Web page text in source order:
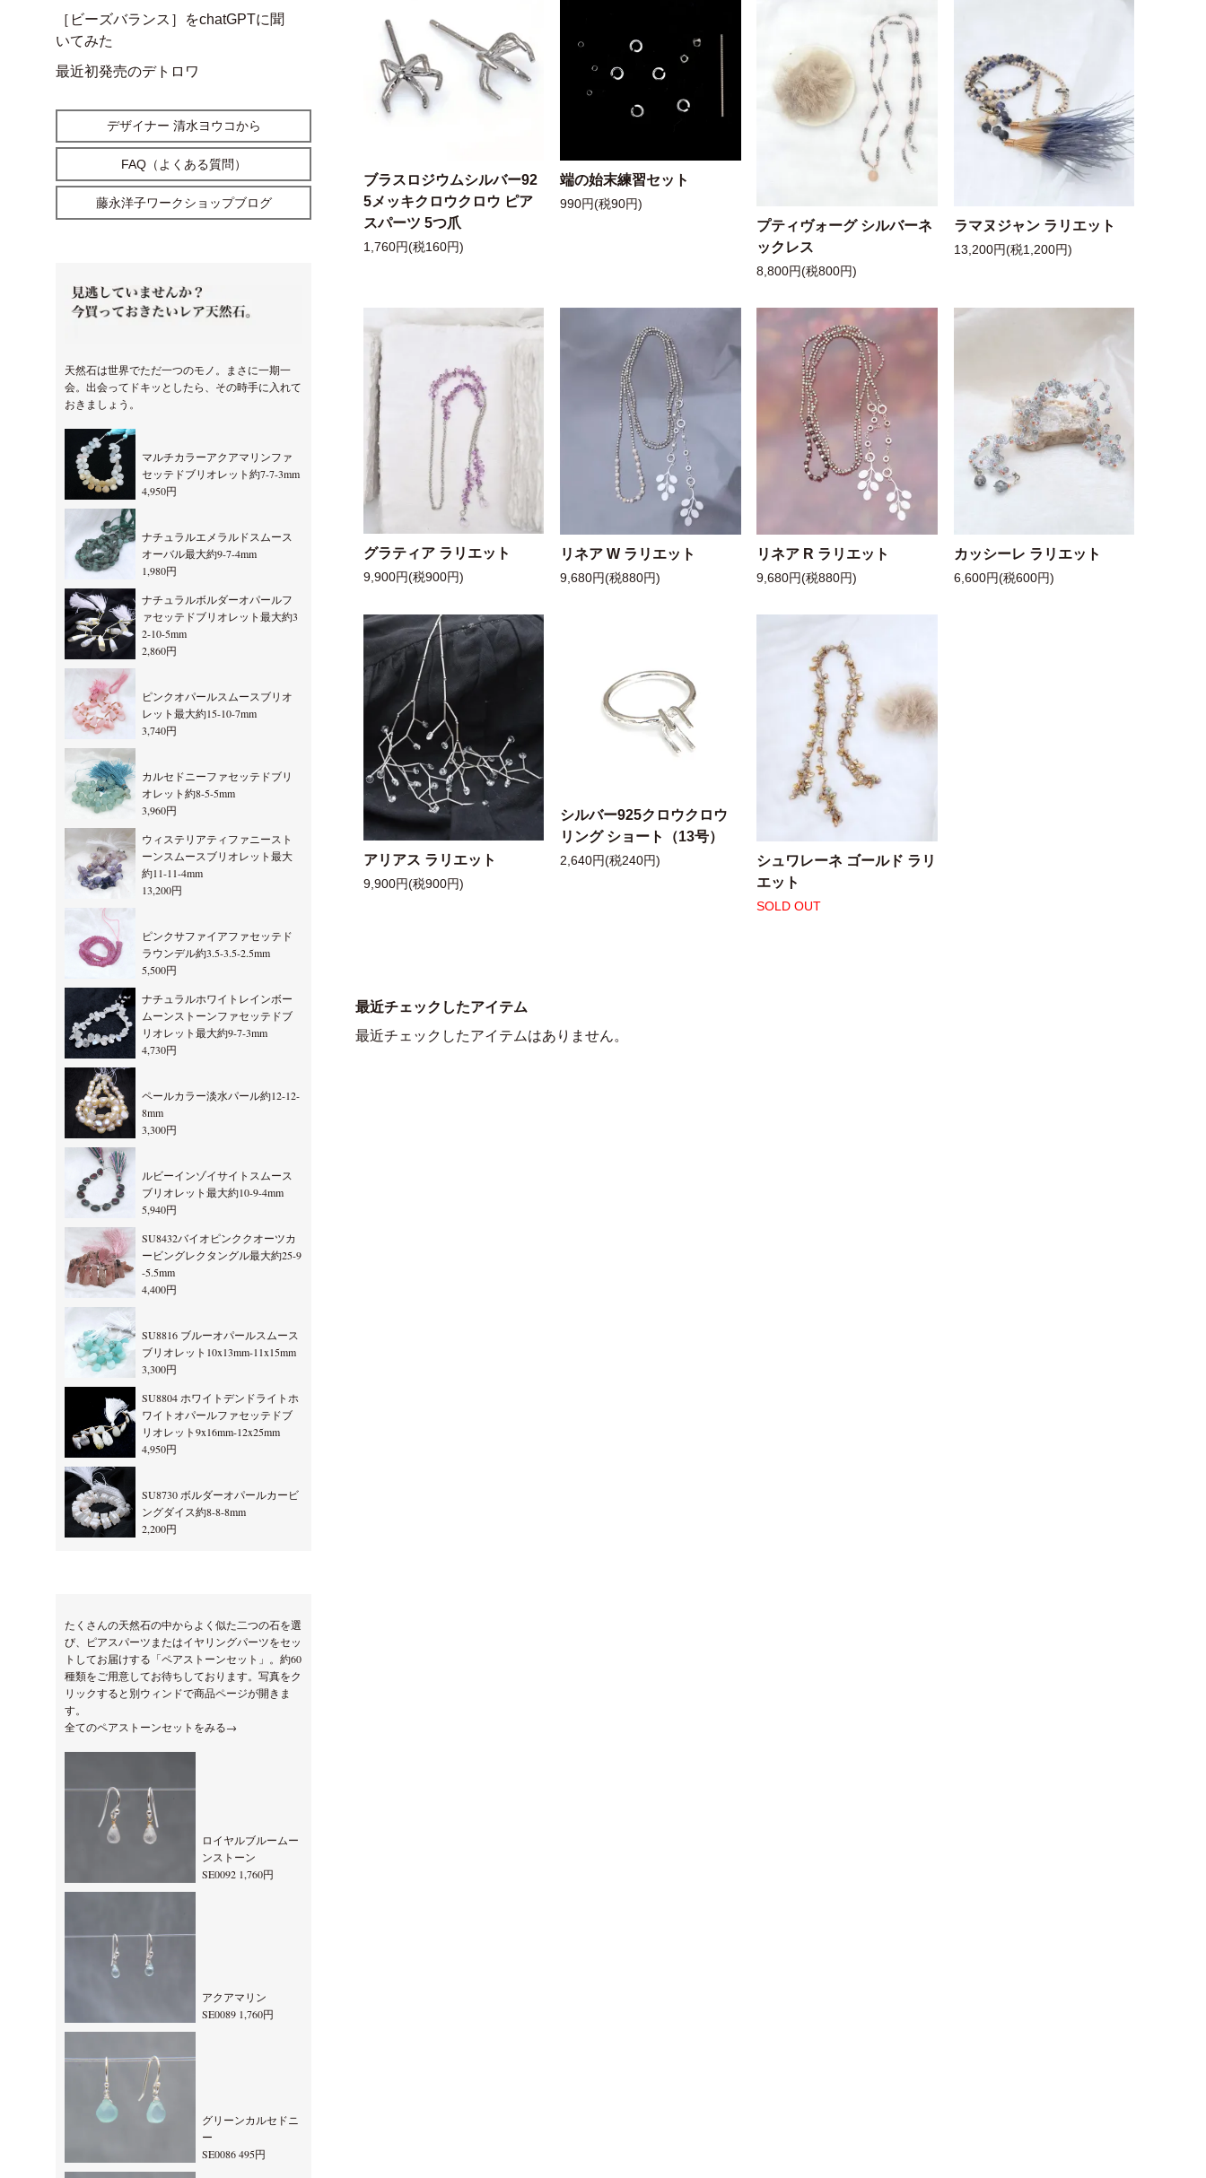
ブラスロジウムシルバー92
5メッキクロウクロウ ピア
スパーツ 5つ爪
1,760円(税160円)
端の始末練習セット
990円(税90円)
プティヴォーグ シルバーネ
ックレス
8,800円(税800円)
ラマヌジャン ラリエット
13,200円(税1,200円)
グラティア ラリエット
9,900円(税900円)
リネア W ラリエット
9,680円(税880円)
リネア R ラリエット
9,680円(税880円)
カッシーレ ラリエット
6,600円(税600円)
アリアス ラリエット
9,900円(税900円)
シルバー925クロウクロウ
リング ショート（13号）
2,640円(税240円)
シュワレーネ ゴールド ラリ
エット
SOLD OUT
最近チェックしたアイテム
最近チェックしたアイテムはありません。
［ビーズバランス］をchatGPTに聞
いてみた
最近初発売のデトロワ
デザイナー 清水ヨウコから
FAQ（よくある質問）
藤永洋子ワークショップブログ
天然石は世界でただ一つのモノ。まさに一期一
会。出会ってドキッとしたら、その時手に入れて
おきましょう。
マルチカラーアクアマリンファ
セッテドブリオレット約7-7-3mm
4,950円
ナチュラルエメラルドスムース
オーバル最大約9-7-4mm
1,980円
ナチュラルボルダーオパールフ
ァセッテドブリオレット最大約3
2-10-5mm
2,860円
ピンクオパールスムースブリオ
レット最大約15-10-7mm
3,740円
カルセドニーファセッテドブリ
オレット約8-5-5mm
3,960円
ウィステリアティファニースト
ーンスムースブリオレット最大
約11-11-4mm
13,200円
ピンクサファイアファセッテド
ラウンデル約3.5-3.5-2.5mm
5,500円
ナチュラルホワイトレインボー
ムーンストーンファセッテドブ
リオレット最大約9-7-3mm
4,730円
ペールカラー淡水パール約12-12-
8mm
3,300円
ルビーインゾイサイトスムース
ブリオレット最大約10-9-4mm
5,940円
SU8432バイオピンククオーツカ
ービングレクタングル最大約25-9
-5.5mm
4,400円
SU8816 ブルーオパールスムース
ブリオレット10x13mm-11x15mm
3,300円
SU8804 ホワイトデンドライトホ
ワイトオパールファセッテドブ
リオレット9x16mm-12x25mm
4,950円
SU8730 ボルダーオパールカービ
ングダイス約8-8-8mm
2,200円
たくさんの天然石の中からよく似た二つの石を選
び、ピアスパーツまたはイヤリングパーツをセッ
トしてお届けする「ペアストーンセット」。約60
種類をご用意してお待ちしております。写真をク
リックすると別ウィンドで商品ページが開きま
す。
全てのペアストーンセットをみる→
ロイヤルブルームー
ンストーン
SE0092 1,760円
アクアマリン
SE0089 1,760円
グリーンカルセドニ
ー
SE0086 495円